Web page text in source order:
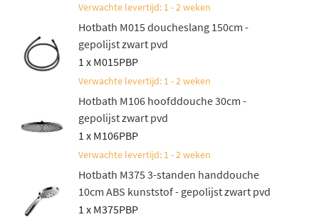
Naast deze inbouwset met thermostaat is de set ook
verkrijgbaar in een variant met mengkraan. Bekijk
daarvoor de
Hotbath ACE inbouw doucheset met
Verwachte levertijd: 1 - 2 weken
Hotbath M015 doucheslang 150cm -
gepolijst zwart pvd
1 x M015PBP
Verwachte levertijd: 1 - 2 weken
Hotbath M106 hoofddouche 30cm -
gepolijst zwart pvd
1 x M106PBP
Verwachte levertijd: 1 - 2 weken
Hotbath M375 3-standen handdouche
10cm ABS kunststof - gepolijst zwart pvd
1 x M375PBP